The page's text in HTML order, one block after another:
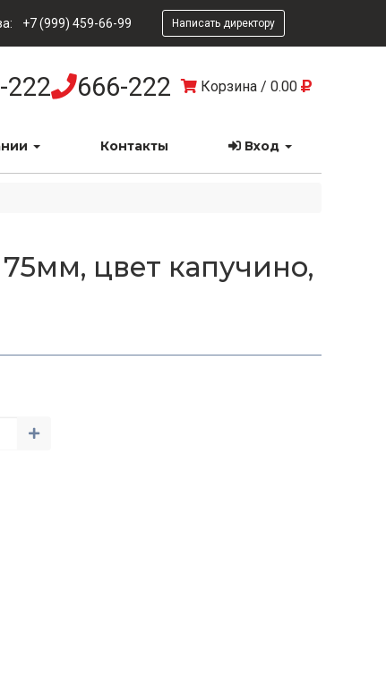
+7 (999) 459-66-99 Написать директору
222 666-222 Корзина / 0.00
Контакты Вход
цвет капучино,